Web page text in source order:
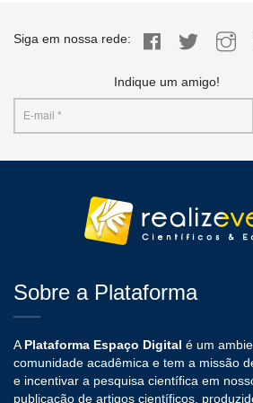
Siga em nossa rede:
Indique um amigo!
Sobre a Plataforma
A Plataforma Espaço Digital é um
comunidade acadêmica e tem a missão
e incentivar a pesquisa científica em
publicação de artigos científicos,